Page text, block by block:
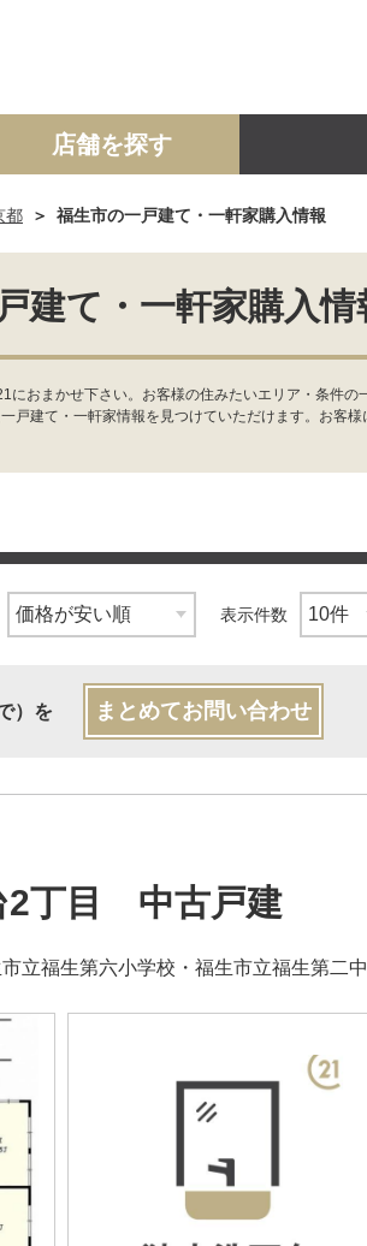
ン 土地 事業投資用
店舗を探す
都 福生市の一戸建て・一軒家購入情報
建て・一軒家購入情
おまかせ下さい。お客様の住みたいエリア・条件
建て・一軒家情報を見つけていただけます。お客
表示件数
）を まとめてお問い合わせ
2丁目 中古戸建
福生第六小学校・福生市立福生第二